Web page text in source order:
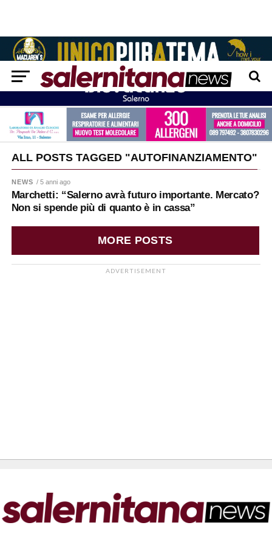
ALL POSTS TAGGED "AUTOFINANZIAMENTO"
NEWS / 5 anni ago
Marchetti: “Salerno avrà futuro importante. Mercato?
Non si spende più di quanto è in cassa”
MORE POSTS
ADVERTISEMENT